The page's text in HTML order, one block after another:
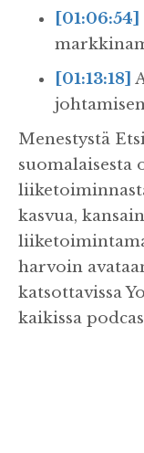
[01:06:54]
[01:13:18]
Menestystä
suomalaisesta
kasvua,
harvoin
katsottavissa
kaikissa